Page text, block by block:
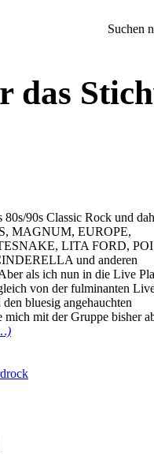
Suchen
90s Classic Rock und
MAGNUM, EUROPE,
LITA FORD,
und anderen
als ich nun in die Live
von der fulminanten
bluesig angehauchten
mit der Gruppe bisher